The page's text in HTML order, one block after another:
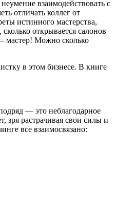
взаимодействовать с
отличать коллег от
ис­тинного мастерства,
открывается салонов
мастер! Можно сколько
в этом бизнесе. В книге
— это неблагодарное
зря растрачивая свои силы и
все взаимосвязано: